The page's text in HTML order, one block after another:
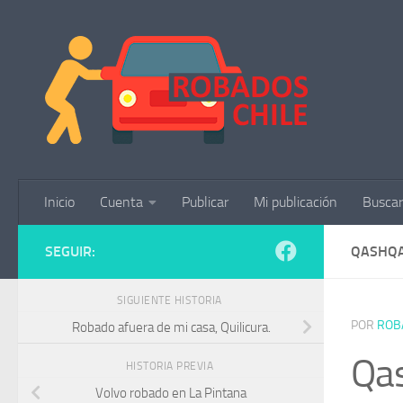
Inicio Cuenta Publicar Mi publicación Buscar
POR
SEGUIR:
SIGUIENTE HISTORIA
Robado afuera de mi casa, Quilicura.
HISTORIA PREVIA
Volvo robado en La Pintana